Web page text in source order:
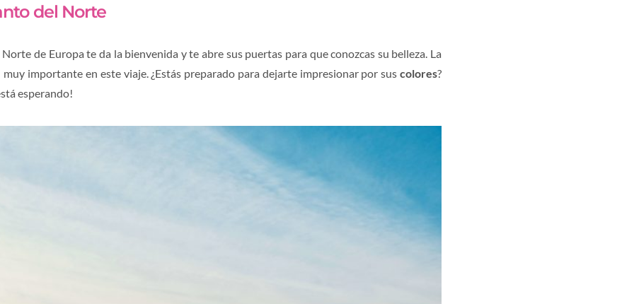
del Norte
de Europa te da la bienvenida y te abre sus puertas para que conozcas su belleza. La
importante en este viaje. ¿Estás preparado para dejarte impresionar por sus colores?
esperando!